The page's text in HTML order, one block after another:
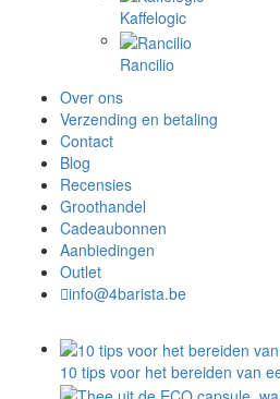
Kaffelogic
Rancilio
Over ons
Verzending en betaling
Contact
Blog
Recensies
Groothandel
Cadeaubonnen
Aanbiedingen
Outlet
info@4barista.be
10 tips voor het bereiden van